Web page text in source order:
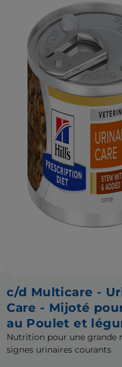
c/d Multicare -
Care - Mijoté
au Poulet et
Nutrition pour une grande
signes urinaires courants